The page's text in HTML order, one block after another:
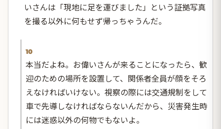
いさんは「現地に足を運びました」という証拠写真
を撮る以外に何もせず帰っちゃうんだ。
10
本当だよね。お偉いさんが来ることになったら、歓
迎のための場所を設置して、関係者全員が顔をそろ
えなければいけない。視察の際には交通規制をして
車で先導しなければならないんだから、災害発生時
には迷惑以外の何物でもないよ。